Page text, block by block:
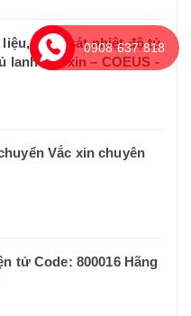
giám sát nhiệt độ tủ
lanh vắc xin – COEUS -
Vắc xin chuyên
tử Code: 800016 Hãng
0908 637 818